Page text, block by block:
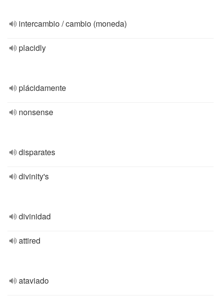
intercambio / cambio (moneda)
placidly
plácidamente
nonsense
disparates
divinity's
divinidad
attired
ataviado